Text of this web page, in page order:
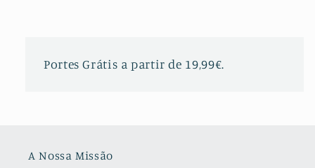
Portes Grátis a partir de 19,99€.
A Nossa Missão